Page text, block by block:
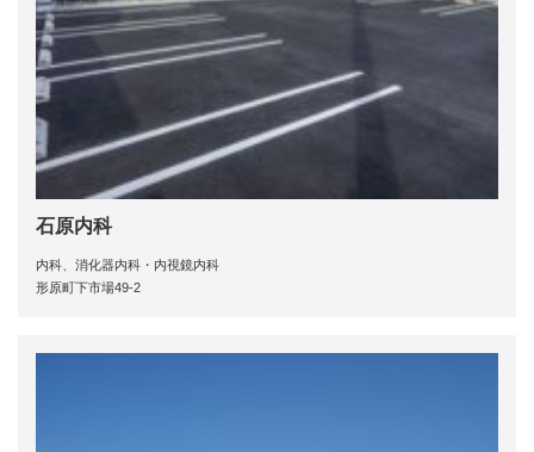
石原内科
内科、消化器内科・内視鏡内科
形原町下市場49-2